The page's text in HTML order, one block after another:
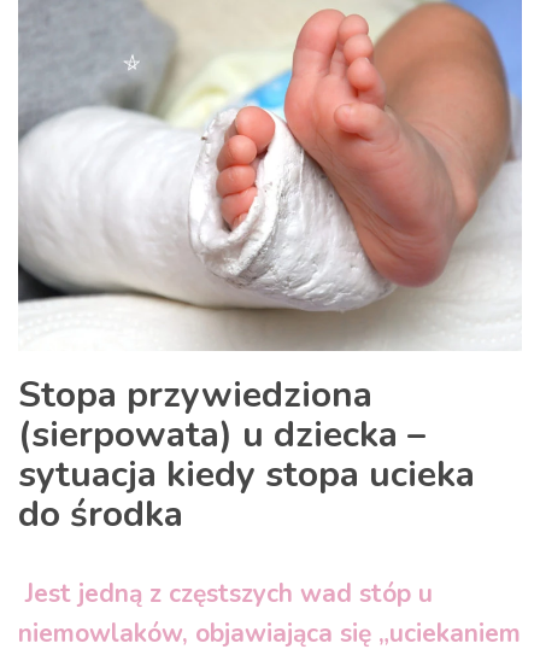
Stopa przywiedziona
(sierpowata) u dziecka –
sytuacja kiedy stopa ucieka
do środka
Jest jedną z częstszych wad stóp u
niemowlaków, objawiająca się „uciekaniem